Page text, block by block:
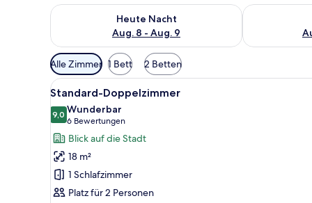
Heute Nacht
Aug. 8 - Aug. 9
Überprüfe die Verfügbarkeit für heute Nacht, Aug. 8
Überprüfe
Verfügbare
Filter
für
Zimmer
Alle Zimmer 1 Bett 2 Betten
Alle
Fotos
für
Standard-
Doppelzimmer
anzeigen
Ein Hotelzimmer mit einem
3
Standard-Doppelzimmer
9,09,0 von 10
Wunderbar
6 Bewertungen
(6
Bewertungen)
Blick auf die Stadt
18 m²
1 Schlafzimmer
Platz für 2 Personen